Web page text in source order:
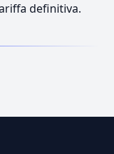
definitiva.